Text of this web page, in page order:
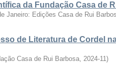
da Fundação Casa de
Janeiro: Edições Casa de Rui
de Literatura de Cordel
Casa de Rui Barbosa, 2024-11)